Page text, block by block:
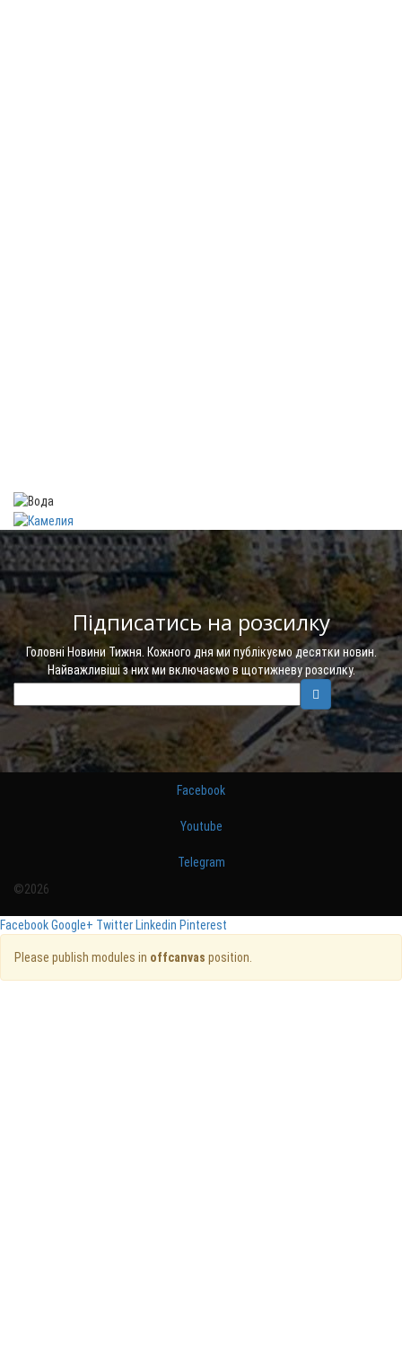
Підписатись на розсилку
Головні Новини Тижня. Кожного дня ми публікуємо десятки новин.
Найважливіші з них ми включаємо в щотижневу розсилку.
Facebook
Youtube
Telegram
©2026
FacebookGoogle+ TwitterLinkedin Pinterest
Please publish modules in offcanvas position.